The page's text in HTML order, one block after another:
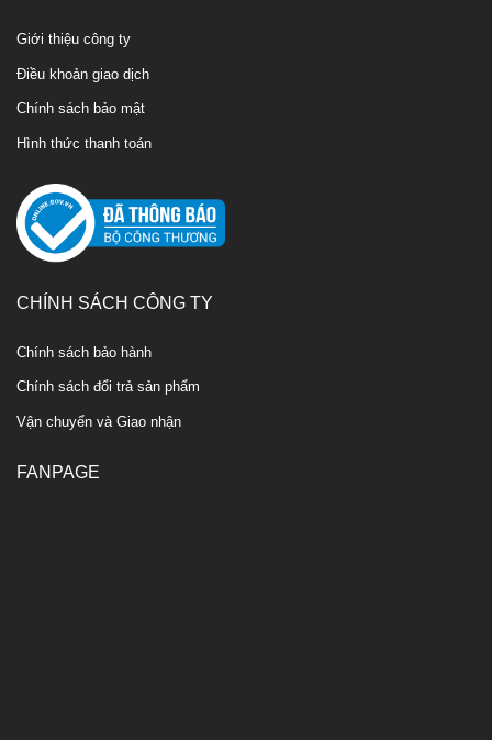
Giới thiệu công ty
Điều khoản giao dịch
Chính sách bảo mật
Hình thức thanh toán
CHÍNH SÁCH CÔNG TY
Chính sách bảo hành
Chính sách đổi trả sản phẩm
Vận chuyển và Giao nhận
FANPAGE